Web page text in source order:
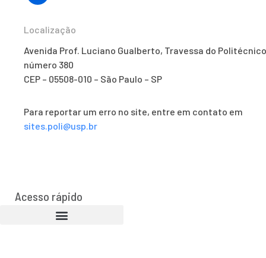
Localização
Avenida Prof. Luciano Gualberto, Travessa do
número 380
CEP – 05508-010 – São Paulo – SP
Para reportar um erro no site, entre em contato em
sites.poli@usp.br
Acesso rápido